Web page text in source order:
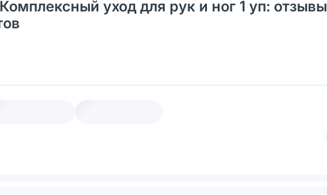
уход для рук и ног 1 уп: отзывы